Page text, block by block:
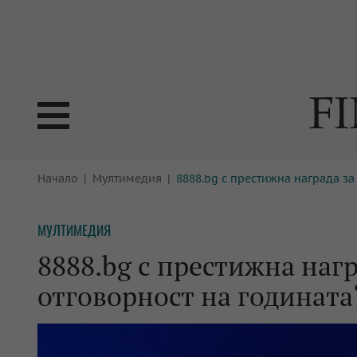
БОРСИ
КРИПТО
БАНКИ
ПАРИТЕ
ЗАСТРАХОВАНЕ
ИМОТИ
Начало Мултимедия 8888.bg с престижна награда
МУЛТИМЕДИЯ
8888.bg с престижна
отговорност на